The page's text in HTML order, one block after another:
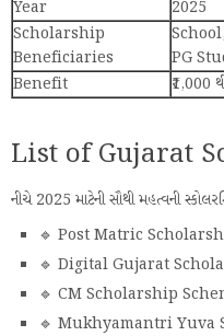
Year
2025
Scholarship
Beneficiaries
PG
Benefit
₹1,000
List of Gujarat
નીચે 2025 માટેની સૌથી મહત્વની
🔹 Post Matric
🔹 Digital Gujarat
🔹 CM Scholarship
🔹 Mukhyamantri Yuva